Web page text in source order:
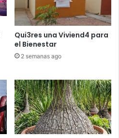
Qui3res una Viviend4 para
el Bienestar
2 semanas ago